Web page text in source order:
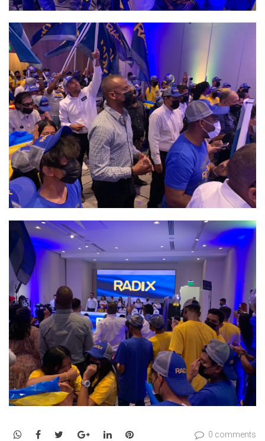
WhatsApp
Facebook
TwitterGoogle+LinkedInPinterest 0 comments